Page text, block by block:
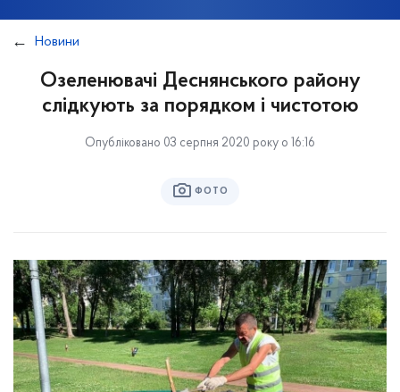
Новини
Озеленювачі Деснянського району
слідкують за порядком і чистотою
Опубліковано 03 серпня 2020 року о 16:16
ФОТО